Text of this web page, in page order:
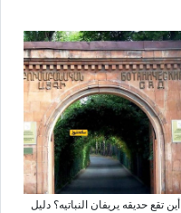
أین تقع حدیقه یریفان النباتیه؟ دلیل